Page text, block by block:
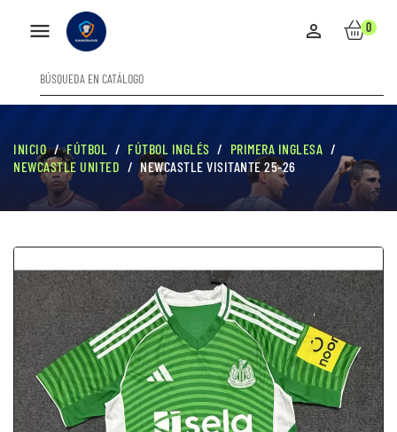
 0

INICIO FÚTBOL FÚTBOL INGLÉS
PRIMERA INGLESA
NEWCASTLE UNITED
NEWCASTLE VISITANTE 25-26